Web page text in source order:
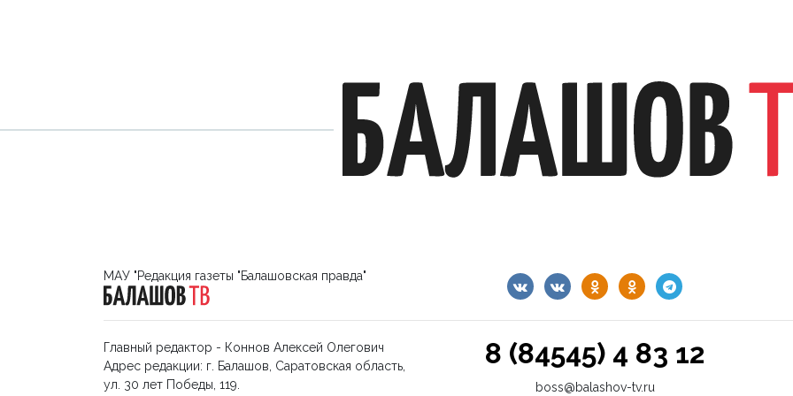
МАУ "Редакция газеты "Балашовская правда"
Главный редактор - Коннов Алексей Олегович
Адрес редакции: г. Балашов, Саратовская область,
ул. 30 лет Победы, 119.
8 (84545) 4 83 12
boss@balashov-tv.ru